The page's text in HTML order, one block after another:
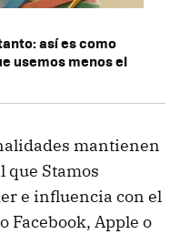
así es como
usemos menos el
mantienen
que Stamos
e influencia con el
Facebook, Apple o